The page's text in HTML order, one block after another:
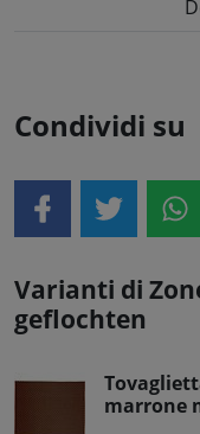
Condividi su
Varianti di
geflochten
marrone